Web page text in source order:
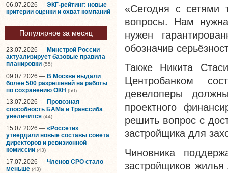
06.07.2026 — ЭКГ-рейтинг: новые
критерии оценки и охват компаний
Популярное за месяц
23.07.2026 — Минстрой России
актуализирует базовые правила
планировки (55)
09.07.2026 — В Москве выдали
более 500 разрешений на работы
по сохранению ОКН (50)
13.07.2026 — Провозная
способность БАМа и Транссиба
увеличится (44)
15.07.2026 — «Россети»
утвердили новые составы совета
директоров и ревизионной
комиссии (43)
17.07.2026 — Членов СРО стало
меньше (43)
«Сегодня с сетями
вопросы. Нам
нужен
обозначив
Также Никита
Центробанком
девелоперы
проектного
решить вопрос с
застройщика для
Чиновника
застройщиков